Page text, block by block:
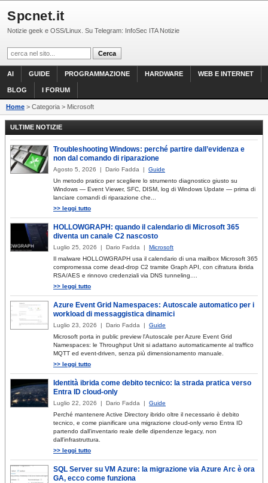
Spcnet.it
Notizie geek e OSS/Linux. Su Telegram: InfoSec ITA Notizie
AI GUIDE PROGRAMMAZIONE HARDWARE WEB E INTERNET
BLOG I FORUM
Home > Categoria > Microsoft
ULTIME NOTIZIE
Troubleshooting Windows: perché partire dall’evidenza e
non dal comando di riparazione
Agosto 5, 2026 | Dario Fadda | Guide
Un metodo pratico per scegliere lo strumento diagnostico giusto su
Windows — Event Viewer, SFC, DISM, log di Windows Update — prima di
lanciare comandi di riparazione che...
>> leggi tutto
HOLLOWGRAPH: quando il calendario di Microsoft 365
diventa un canale C2 nascosto
Luglio 25, 2026 | Dario Fadda | Microsoft
Il malware HOLLOWGRAPH usa il calendario di una mailbox Microsoft 365
compromessa come dead-drop C2 tramite Graph API, con cifratura ibrida
RSA/AES e rinnovo credenziali via DNS tunneling....
>> leggi tutto
Azure Event Grid Namespaces: Autoscale automatico per i
workload di messaggistica dinamici
Luglio 23, 2026 | Dario Fadda | Guide
Microsoft porta in public preview l'Autoscale per Azure Event Grid
Namespaces: le Throughput Unit si adattano automaticamente al traffico
MQTT ed event-driven, senza più dimensionamento manuale.
>> leggi tutto
Identità ibrida come debito tecnico: la strada pratica verso
Entra ID cloud-only
Luglio 22, 2026 | Dario Fadda | Guide
Perché mantenere Active Directory ibrido oltre il necessario è debito
tecnico, e come pianificare una migrazione cloud-only verso Entra ID
partendo dall'inventario reale delle dipendenze legacy, non
dall'infrastruttura.
>> leggi tutto
SQL Server su VM Azure: la migrazione via Azure Arc è ora
GA, ecco come funziona